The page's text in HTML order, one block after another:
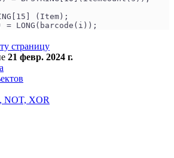
(Item);
LONG(barcode(i));
страницу
21 февр. 2024 г.
NOT, XOR